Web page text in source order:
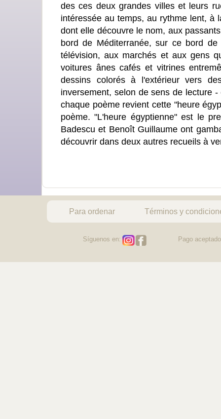
des ces deux grandes villes et leurs
intéressée au temps, au rythme lent, à
dont elle découvre le nom, aux
bord de Méditerranée, sur ce bord
télévision, aux marchés et aux gens
voitures ânes cafés et vitrines
dessins colorés à l'extérieur vers
inversement, selon de sens de lecture
chaque poème revient cette "heure
poème. "L'heure égyptienne" est le
Badescu et Benoît Guillaume ont
découvrir dans deux autres recueils à
Para ordenar Términos y
Síguenos en: Pago